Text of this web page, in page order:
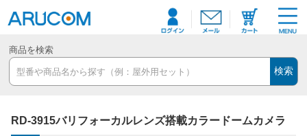
商品を検索
検索
RD-3915バリフォーカルレンズ搭載カラードームカメラ